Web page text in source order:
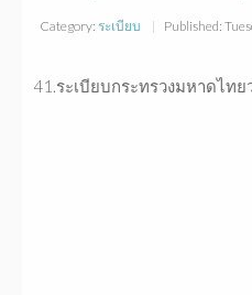
Category: ระเบียบ Published:
41.ระเบียบกระทรวงมหาดไท